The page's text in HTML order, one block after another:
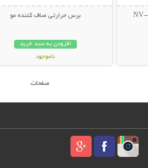
برس حرارتی صاف کننده مو
افزودن به سبد خرید
ناموجود
صفحات